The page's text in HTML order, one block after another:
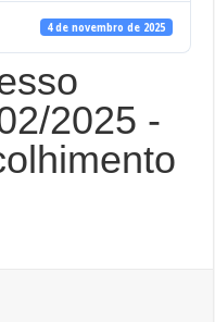
4 de novembro de 2025
2025 -